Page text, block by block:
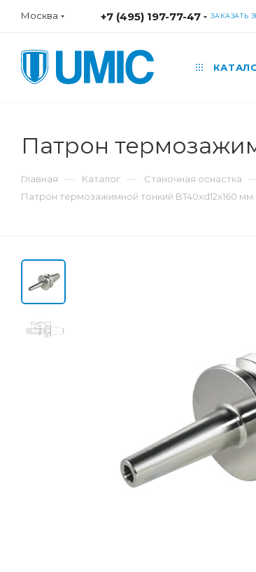
Москва +7 (495) 197-77-47 ЗАКАЗАТЬ
Патрон
Главная — Каталог — Станочная оснастка
Патрон термозажимной тонкий BT40xd12x160 мм